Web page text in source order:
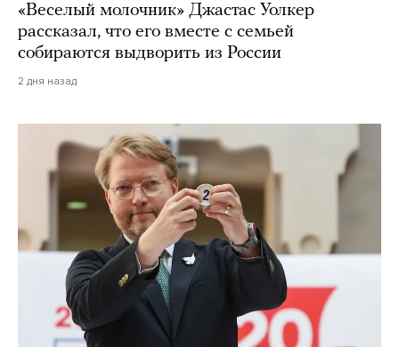
«Веселый молочник» Джастас Уолкер
рассказал, что его вместе с семьей
собираются выдворить из России
2 дня назад